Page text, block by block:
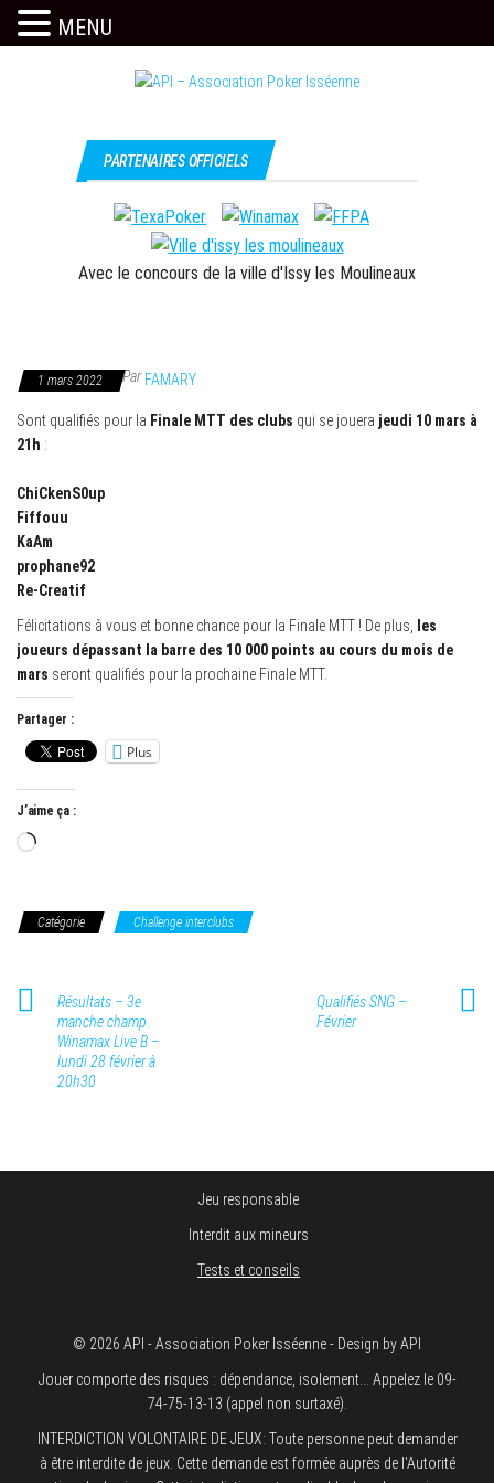
Association
Isséenne
c'est
l'API
PARTENAIRES OFFICIELS
Avec le concours de la ville d'Issy les Moulineaux
1 mars 2022 ParFAMARY
Sont qualifiés pour la Finale MTT des clubs qui se jouera jeudi 10 mars à
21h :
ChiCkenS0up
Fiffouu
KaAm
prophane92
Re-Creatif
Félicitations à vous et bonne chance pour la Finale MTT ! De plus,
les
joueurs dépassant la barre des 10 000 points au cours du mois de
mars seront qualifiés pour la prochaine Finale MTT.
Partager :
Plus
J’aime ça :
Chargement…
Catégorie Challenge interclubs
Résultats – 3e
manche champ.
Winamax Live B –
lundi 28 février à
20h30
Qualifiés SNG –
Février
Jeu responsable
Interdit aux mineurs
Tests et conseils
© 2026 API - Association Poker Isséenne - Design by API
Jouer comporte des risques : dépendance, isolement... Appelez le 09-
74-75-13-13 (appel non surtaxé).
INTERDICTION VOLONTAIRE DE JEUX: Toute personne peut demander
à être interdite de jeux. Cette demande est formée auprès de l'Autorité
MENU